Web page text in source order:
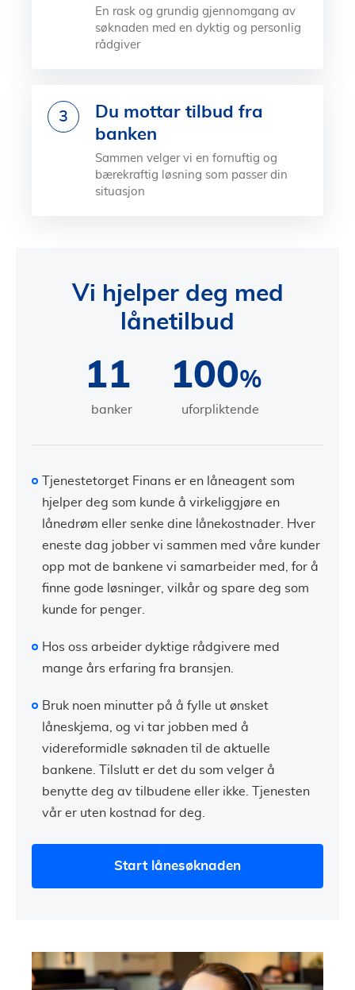
En rask og grundig gjennomgang av
søknaden med en dyktig og personlig
rådgiver
3
Du mottar tilbud fra
banken
Sammen velger vi en fornuftig og
bærekraftig løsning som passer din
situasjon
Vi hjelper deg med
lånetilbud
11
banker
100%
uforpliktende
Tjenestetorget Finans er en låneagent som
hjelper deg som kunde å virkeliggjøre en
lånedrøm eller senke dine lånekostnader. Hver
eneste dag jobber vi sammen med våre kunder
opp mot de bankene vi samarbeider med, for å
finne gode løsninger, vilkår og spare deg som
kunde for penger.
Hos oss arbeider dyktige rådgivere med
mange års erfaring fra bransjen.
Bruk noen minutter på å fylle ut ønsket
låneskjema, og vi tar jobben med å
videreformidle søknaden til de aktuelle
bankene. Tilslutt er det du som velger å
benytte deg av tilbudene eller ikke. Tjenesten
vår er uten kostnad for deg.
Start lånesøknaden